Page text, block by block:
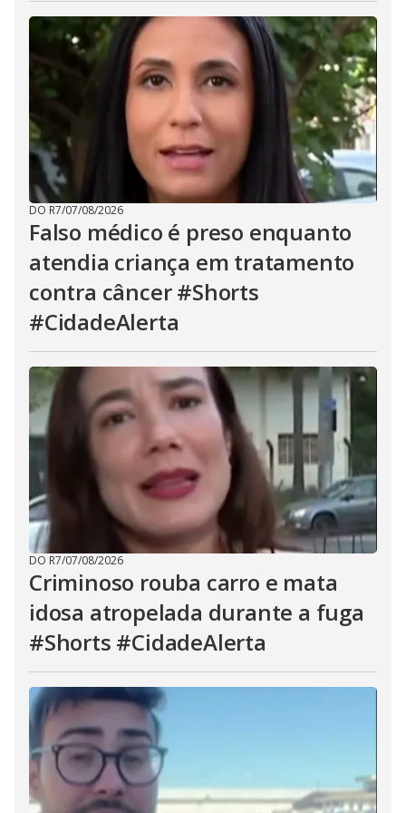
DO R7/07/08/2026
Falso médico é preso enquanto
atendia criança em tratamento
contra câncer #Shorts
#CidadeAlerta
DO R7/07/08/2026
Criminoso rouba carro e mata
idosa atropelada durante a fuga
#Shorts #CidadeAlerta